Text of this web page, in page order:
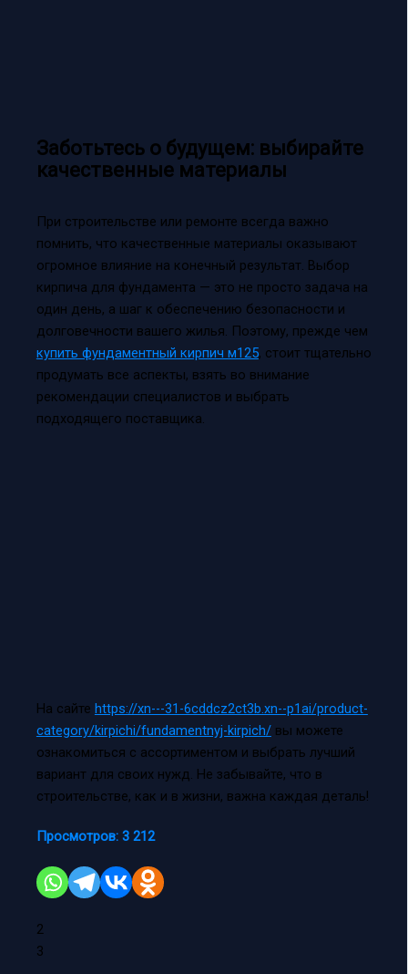
Заботьтесь о будущем: выбирайте
качественные материалы
При строительстве или ремонте всегда важно
помнить, что качественные материалы оказывают
огромное влияние на конечный результат. Выбор
кирпича для фундамента — это не просто задача на
один день, а шаг к обеспечению безопасности и
долговечности вашего жилья. Поэтому, прежде чем
купить фундаментный кирпич м125, стоит тщательно
продумать все аспекты, взять во внимание
рекомендации специалистов и выбрать
подходящего поставщика.
На сайте https://xn---31-6cddcz2ct3b.xn--p1ai/product-
category/kirpichi/fundamentnyj-kirpich/вы можете
ознакомиться с ассортиментом и выбрать лучший
вариант для своих нужд. Не забывайте, что в
строительстве, как и в жизни, важна каждая деталь!
Просмотров: 3 212
2
3